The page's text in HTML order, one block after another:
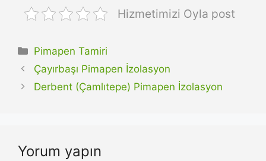
Hizmetimizi Oyla post
Kategoriler
Pimapen Tamiri
Çayırbaşı Pimapen İzolasyon
Derbent (Çamlıtepe) Pimapen İzolasyon
Yorum yapın